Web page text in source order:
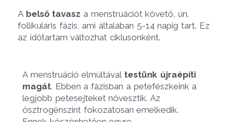
A belső tavasza menstruációt követő, ún.
follikuláris fázis, ami általában 5-14 napig tart. Ez
az időtartam változhat ciklusonként.
A menstruáció elmúltával testünk újraépíti
magát. Ebben a fázisban a petefészkeink a
legjobb petesejteket növesztik. Az
ösztrogénszint fokozatosan emelkedik.